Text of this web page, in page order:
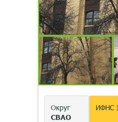
Округ
СВАО
ИФНС